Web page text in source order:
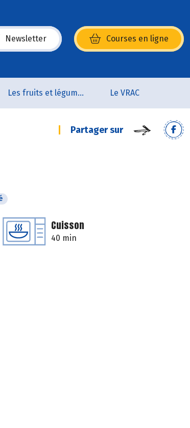
Newsletter Courses en ligne
dans une nouvelle fenêtre)
Les fruits et légumes Le VRAC
Partager sur
Cuisson
40 min